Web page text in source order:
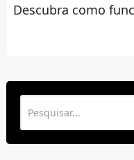
Descubra como